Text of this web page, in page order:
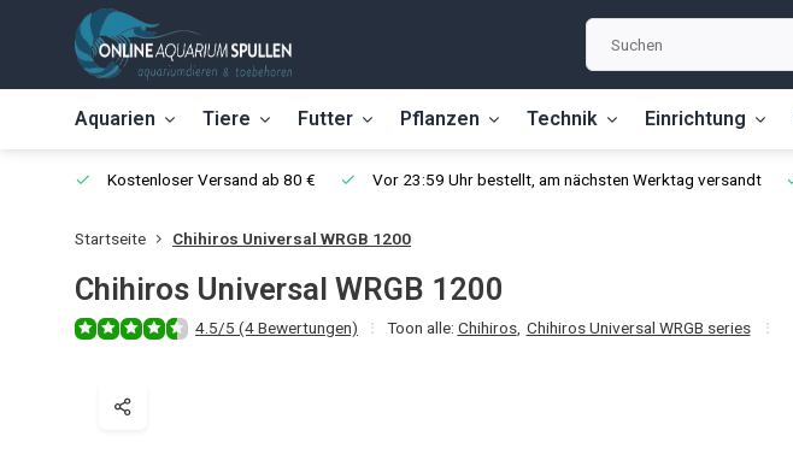
Aquarien Tiere Futter Pflanzen Technik Einrichtung
Kostenloser Versand ab 80 € Vor 23:59 Uhr bestellt, am nächsten Werktag versandt
Startseite Chihiros Universal WRGB 1200
Chihiros Universal WRGB 1200
4.5/5 (4 Bewertungen) Toon alle: Chihiros, Chihiros Universal WRGB series